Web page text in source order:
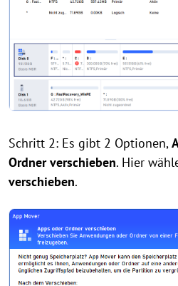
Schritt 2: Es gibt 2 Optionen,
Ordner verschieben. Hier
verschieben.